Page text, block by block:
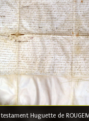
testament Huguette de